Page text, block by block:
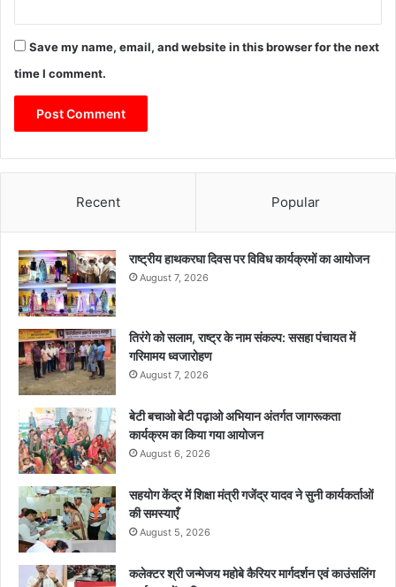
Save my name, email, and website in this browser for the next
time I comment.
Recent Popular
राष्ट्रीय हाथकरघा दिवस पर विविध कार्यक्रमों का आयोजन
August 7, 2026
तिरंगे को सलाम, राष्ट्र के नाम संकल्प: ससहा पंचायत में
गरिमामय ध्वजारोहण
August 7, 2026
बेटी बचाओ बेटी पढ़ाओ अभियान अंतर्गत जागरूकता
कार्यक्रम का किया गया आयोजन
August 6, 2026
सहयोग केंद्र में शिक्षा मंत्री गजेंद्र यादव ने सुनी कार्यकर्ताओं
की समस्याएँ
August 5, 2026
कलेक्टर श्री जन्मेजय महोबे कैरियर मार्गदर्शन एवं काउंसलिंग